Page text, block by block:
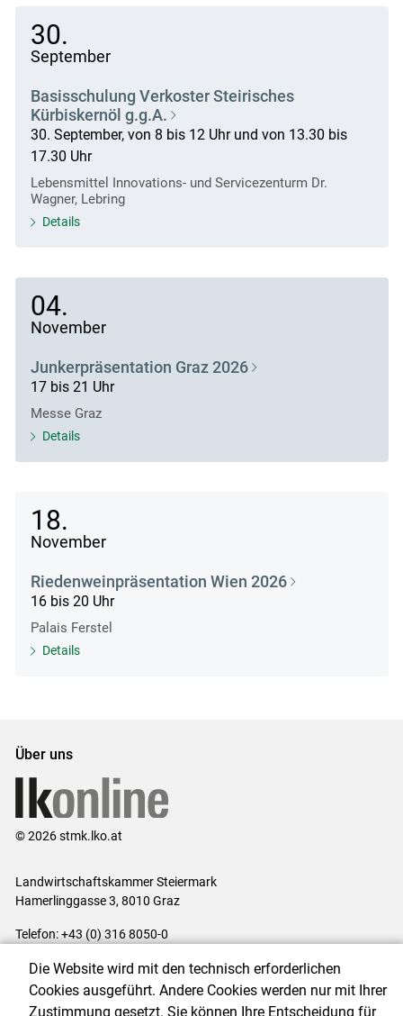
30.
September
Basisschulung Verkoster Steirisches
Kürbiskernöl g.g.A.
30. September, von 8 bis 12 Uhr und von 13.30 bis
17.30 Uhr
Lebensmittel Innovations- und Servicezenturm Dr.
Wagner, Lebring
Details
04.
November
Junkerpräsentation Graz 2026
17 bis 21 Uhr
Messe Graz
Details
18.
November
Riedenweinpräsentation Wien 2026
16 bis 20 Uhr
Palais Ferstel
Details
Über uns
© 2026 stmk.lko.at
Landwirtschaftskammer Steiermark
Hamerlinggasse 3, 8010 Graz
Telefon: +43 (0) 316 8050-0
Impressum|Kontakt|Datenschutzerklärung|Barrierefreiheit|
Cookie-Einstellungen
Die Website wird mit den technisch erforderlichen
Cookies ausgeführt. Andere Cookies werden nur mit Ihrer
Zustimmung gesetzt. Sie können Ihre Entscheidung für